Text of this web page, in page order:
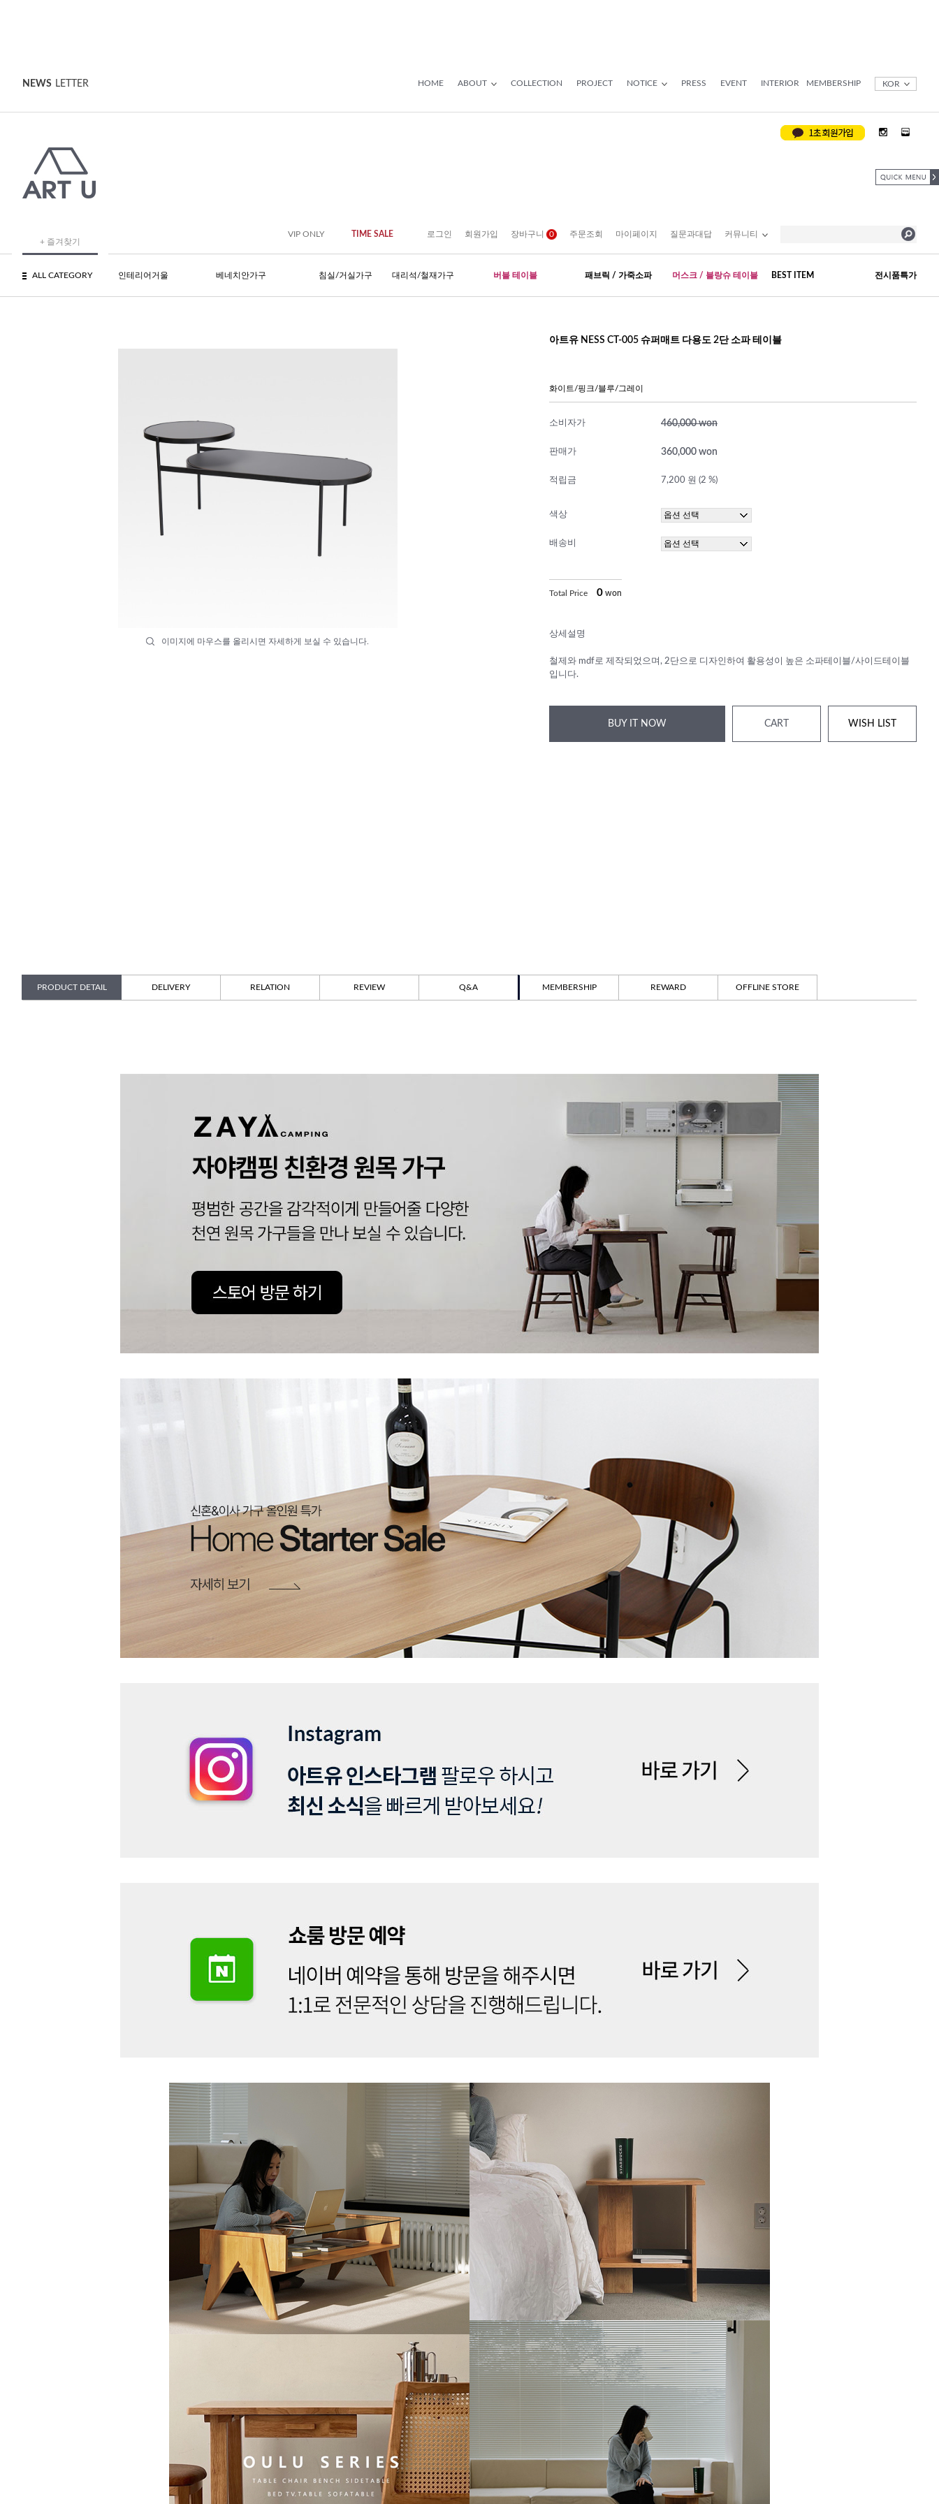
NEWS LETTER HOME ABOUT COLLECTION PROJECT NOTICE PRESS EVENT INTERIOR MEMBERSHIP KOR
+ 즐겨찾기
VIP ONLY TIME SALE 로그인 회원가입 장바구니 0 주문조회 마이페이지 질문과대답 커뮤니티
ALL CATEGORY 인테리어거울 베네치안가구 침실/거실가구 대리석/철재가구 버블 테이블 패브릭 / 가죽소파 머스크 / 블랑슈 테이블 BEST ITEM 전시품특가
이미지에 마우스를 올리시면 자세하게 보실 수 있습니다.
아트유 NESS CT-005 슈퍼매트 다용도 2단 소파 테이블
화이트/핑크/블루/그레이
소비자가 460,000 won
판매가 360,000 won
적립금 7,200 원 (2 %)
색상
배송비
Total Price 0 won
상세설명
철제와 mdf로 제작되었으며, 2단으로 디자인하여 활용성이 높은 소파테이블/사이드테이블
입니다.
BUY IT NOW CART WISH LIST
PRODUCT DETAIL DELIVERY RELATION REVIEW Q&A MEMBERSHIP REWARD OFFLINE STORE